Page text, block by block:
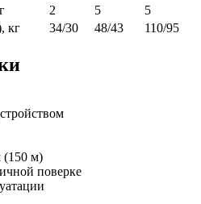
2 5
5
кг
34/30 48/43 110/95
(150 м)
поверке